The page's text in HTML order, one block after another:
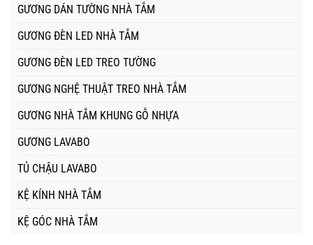
GƯƠNG DÁN TƯỜNG NHÀ TẮM
GƯƠNG ĐÈN LED NHÀ TẮM
GƯƠNG ĐÈN LED TREO TƯỜNG
GƯƠNG NGHỆ THUẬT TREO NHÀ TẮM
GƯƠNG NHÀ TẮM KHUNG GỖ NHỰA
GƯƠNG LAVABO
TỦ CHẬU LAVABO
KỆ KÍNH NHÀ TẮM
KỆ GÓC NHÀ TẮM